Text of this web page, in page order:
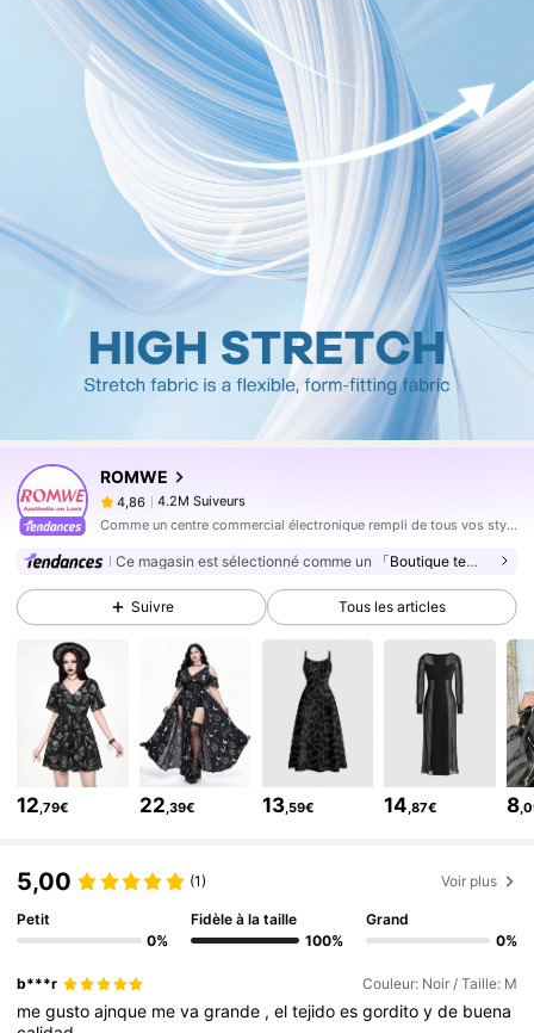
ROMWE
v***2 est en train de naviguer
4,86
4.2M Suiveurs
4,86 4.2M Suiveurs
4,86 4.2M Suiveurs
4.2M Suiveurs
4.2M Suiveurs
4.2M Suiveurs
4.2M Suiveurs
4,86 4.2M Suiveurs
Comme un centre commercial électronique rempli de tous vos styles sociaux préférés (enfin). Mettez de l'ordre dans votre esthétique avec les vêtements et la décoration ROMWE que vous avez vus - et aimés - en ligne, plus toutes les pièces dark pop dont vous ne saviez pas que vous aviez besoin.
Ce magasin est sélectionné comme un 「Boutique tendance」
Suivre Tous les articles
12,79€ 22,39€ 13,59€ 14,87€ 8
5,00 (1) Voir plus
Petit
0%
Fidèle à la taille
100%
Grand
0%
b***r Couleur: Noir / Taille: M
megustoajnque mevagrande ,eltejidoesgorditoyde buena